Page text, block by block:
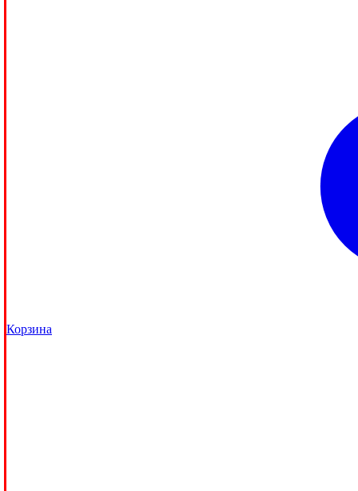
Корзина